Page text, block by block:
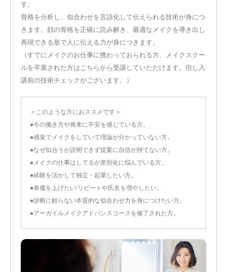
す。
骨格を分析し、似合わせを言語化して伝えられる技術が身につ
きます。顔の骨格を正確に読み解き、最適なメイクを導き出し
再現できる形で人に伝える力が身につきます。
（すでにメイクのお仕事に携わっておられる方、メイクスクー
ルを卒業された方はこちらから受講していただけます。但し入
講前の技術チェックがございます。）
＜このような方におススメです＞
●今の働き方や将来に不安を感じている方。
●感覚でメイクをしていて理論が分かっていない方。
●なぜ似合うか説明できず提案に自信が持てない方。
●メイクの仕事はしてるが差別化に悩んでいる方。
●経験を活かして独立・起業したい方。
●単価を上げたい/リピートや氏名を増やしたい。
●診断に頼らない本質的な似合わせ力を身につけたい方。
●アーガイルメイクアドバンスコースを修了された方。